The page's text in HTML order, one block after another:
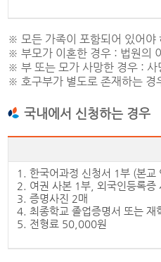
※ 모든 가족이 포함되어 있어야
※ 부모가 이혼한 경우 : 법원의
※ 부 또는 모가 사망한 경우 :
※ 호구부가 별도로 존재하는 경
국내에서 신청하는 경우
1. 한국어과정 신청서 1부 (본
2. 여권 사본 1부, 외국인등록증
3. 증명사진 2매
4. 최종학교 졸업증명서 또는 재
5. 전형료 50,000원